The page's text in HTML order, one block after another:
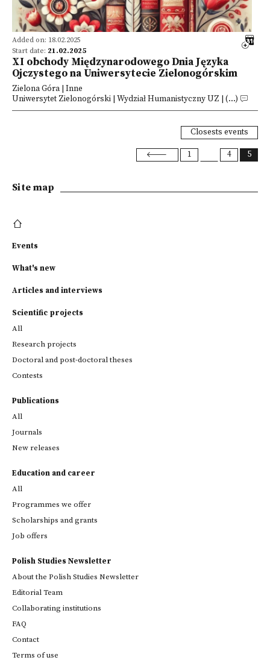
Added on: 18.02.2025
Start date: 21.02.2025
XI obchody Międzynarodowego Dnia Języka
Ojczystego na Uniwersytecie Zielonogórskim
Zielona Góra | Inne
Uniwersytet Zielonogórski | Wydział Humanistyczny UZ | (...)
Closests events
1 4 5
Site map
Events
What's new
Articles and interviews
Scientific projects
All
Research projects
Doctoral and post-doctoral theses
Contests
Publications
All
Journals
New releases
Education and career
All
Programmes we offer
Scholarships and grants
Job offers
Polish Studies Newsletter
About the Polish Studies Newsletter
Editorial Team
Collaborating institutions
FAQ
Contact
Terms of use